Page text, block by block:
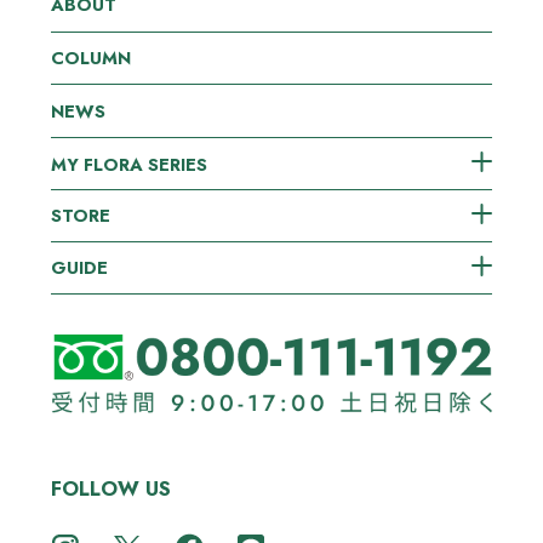
COLUMN
NEWS
MY FLORA SERIES
STORE
GUIDE
FOLLOW US